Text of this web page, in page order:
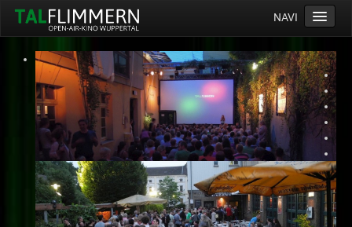
NAVI
Home
Programm
Service
Ticketinfos
Ort
Anreise
Wetter